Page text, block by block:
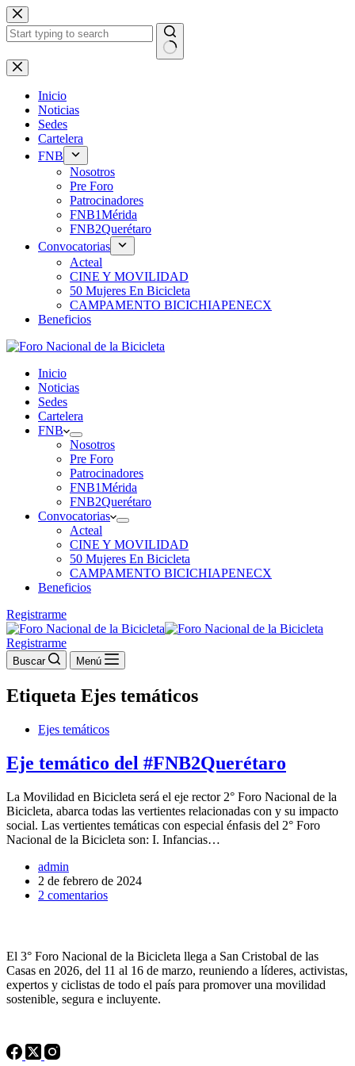
Saltar
al
contenido
Sin
resultados
Inicio
Noticias
Sedes
Cartelera
FNB
Nosotros
Pre Foro
Patrocinadores
FNB1Mérida
FNB2Querétaro
Convocatorias
Acteal
CINE Y MOVILIDAD
50 Mujeres En Bicicleta
CAMPAMENTO BICICHIAPENECX
Beneficios
Inicio
Noticias
Sedes
Cartelera
FNB
Nosotros
Pre Foro
Patrocinadores
FNB1Mérida
FNB2Querétaro
Convocatorias
Acteal
CINE Y MOVILIDAD
50 Mujeres En Bicicleta
CAMPAMENTO BICICHIAPENECX
Beneficios
Registrarme
Registrarme
Buscar Menú
Etiqueta Ejes temáticos
Ejes temáticos
Eje temático del #FNB2Querétaro
La Movilidad en Bicicleta será el eje rector 2° Foro Nacional de la
Bicicleta, abarca todas las vertientes relacionadas con y su impacto
social. Las vertientes temáticas con especial énfasis del 2° Foro
Nacional de la Bicicleta son: I. Infancias…
admin
2 de febrero de 2024
2 comentarios
El 3° Foro Nacional de la Bicicleta llega a San Cristobal de las
Casas en 2026, del 11 al 16 de marzo, reuniendo a líderes, activistas,
expertos y ciclistas de todo el país para promover una movilidad
sostenible, segura e incluyente.